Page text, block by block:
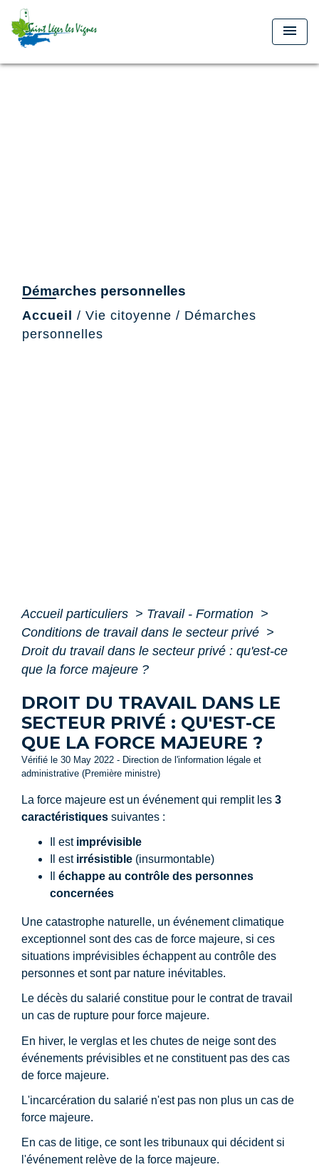
menu
Démarches personnelles
Accueil / Vie citoyenne / Démarches
personnelles
Accueil particuliers > Travail - Formation >
Conditions de travail dans le secteur privé >
Droit du travail dans le secteur privé : qu'est-ce
que la force majeure ?
DROIT DU TRAVAIL DANS LE
SECTEUR PRIVÉ : QU'EST-CE
QUE LA FORCE MAJEURE ?
Vérifié le 30 May 2022 - Direction de l'information légale et
administrative (Première ministre)
La force majeure est un événement qui remplit les 3
caractéristiques suivantes :
Il est imprévisible
Il est irrésistible (insurmontable)
échappe au contrôle des personnes
concernées
Une catastrophe naturelle, un événement climatique
exceptionnel sont des cas de force majeure, si ces
situations imprévisibles échappent au contrôle des
personnes et sont par nature inévitables.
Le décès du salarié constitue pour le contrat de travail
un cas de rupture pour force majeure.
En hiver, le verglas et les chutes de neige sont des
événements prévisibles et ne constituent pas des cas
de force majeure.
L'incarcération du salarié n'est pas non plus un cas de
force majeure.
En cas de litige, ce sont les tribunaux qui décident si
l'événement relève de la force majeure.